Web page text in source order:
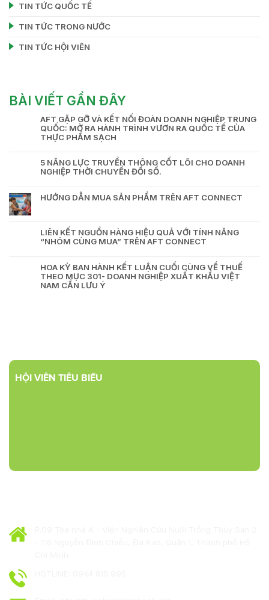
TIN TỨC QUỐC TẾ
TIN TỨC TRONG NƯỚC
TIN TỨC HỘI VIÊN
BÀI VIẾT GẦN ĐÂY
AFT GẶP GỠ VÀ KẾT NỐI ĐOÀN DOANH NGHIỆP TRUNG
QUỐC: MỞ RA HÀNH TRÌNH VƯƠN RA QUỐC TẾ CỦA
THỰC PHẨM SẠCH
5 NĂNG LỰC TRUYỀN THÔNG CỐT LÕI CHO DOANH
NGHIỆP THỜI CHUYỂN ĐỔI SỐ.
HƯỚNG DẪN MUA SẢN PHẨM TRÊN AFT CONNECT
LIÊN KẾT NGUỒN HÀNG HIỆU QUẢ VỚI TÍNH NĂNG
“NHÓM CÙNG MUA” TRÊN AFT CONNECT
HOA KỲ BAN HÀNH KẾT LUẬN CUỐI CÙNG VỀ THUẾ
THEO MỤC 301- DOANH NGHIỆP XUẤT KHẨU VIỆT
NAM CẦN LƯU Ý
HỘI VIÊN TIÊU BIỂU